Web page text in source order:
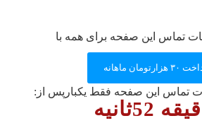
تبلیغات
روانشناسان و روانپزشکان
روانشناسان و روانپزشکان
تماس این صفحه برای همه با
ماهانه
تماس این صفحه فقط یکبارپس از: